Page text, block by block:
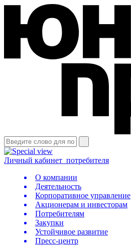
Личный кабинет потребителя
О компании
Деятельность
Корпоративное управление
Акционерам и инвесторам
Потребителям
Закупки
Устойчивое развитие
Пресс-центр